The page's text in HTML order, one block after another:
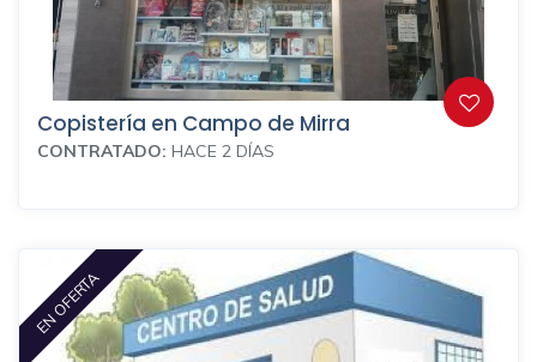
Copistería en Campo de Mirra
CONTRATADO: HACE 2 DÍAS
EN OFERTA